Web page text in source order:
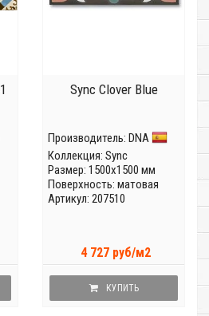
Sync Clover Blue
Производитель: DNA
Коллекция: Sync
Размер: 1500x1500 мм
Поверхность: матовая
Артикул: 207510
4 727 руб/м2
КУПИТЬ